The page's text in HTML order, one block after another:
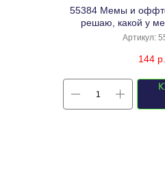
55384 Мемы и
решаю, какой у
Артикул:
144 р.